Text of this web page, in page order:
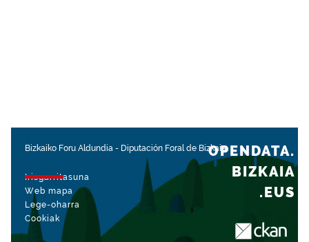
Bizkaiko Foru Aldundia - Diputación Foral de Bizkaia
Irisgarritasuna
Web mapa
Lege-oharra
Cookiak
OPENDATA.
BIZKAIA
.EUS